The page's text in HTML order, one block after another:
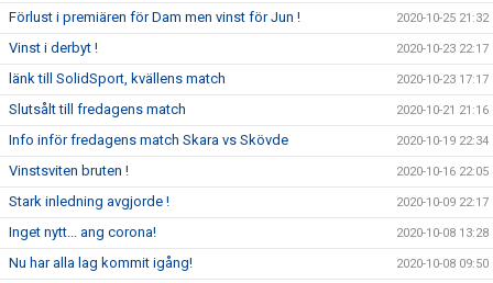
Förlust i premiären för Dam men vinst för Jun ! 2020-10-25 21:32
Vinst i derbyt ! 2020-10-23 22:17
länk till SolidSport, kvällens match 2020-10-23 17:17
Slutsålt till fredagens match 2020-10-21 21:16
Info inför fredagens match Skara vs Skövde 2020-10-19 22:34
Vinstsviten bruten ! 2020-10-16 22:05
Stark inledning avgjorde ! 2020-10-09 22:17
Inget nytt... ang corona! 2020-10-08 13:28
Nu har alla lag kommit igång! 2020-10-08 09:50